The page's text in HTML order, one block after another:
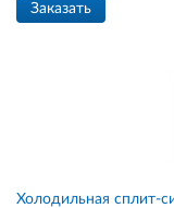
Заказать
Холодильная сплит-